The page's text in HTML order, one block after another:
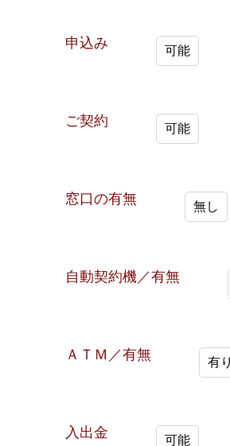
申込み 可能
ご契約 可能
窓口の有無 無し
自動契約機／有無
ＡＴＭ／有無 有り
入出金 可能